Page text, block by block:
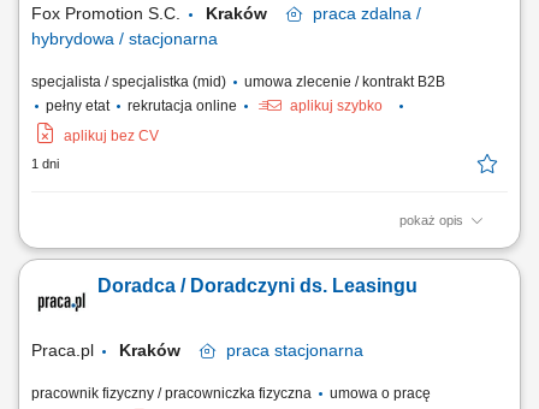
Fox Promotion S.C. Kraków praca zdalna /
hybrydowa / stacjonarna
specjalista / specjalistka (mid)
umowa zlecenie / kontrakt B2B
pełny etat
rekrutacja online
aplikuj szybko
aplikuj bez CV
1 dni
pokaż opis
aktywne pozyskiwanie ofert sprzedaży i wynajmu nieruchomości,
najmu, prezentowanie nieruchomości zainteresowanym klientom,
prowadzenie negocjacji oraz przygotowywanie do finalizacji transakcji,
Doradca / Doradczyni ds. Leasingu
Praca.pl Kraków praca stacjonarna
pracownik fizyczny / pracowniczka fizyczna
umowa o pracę